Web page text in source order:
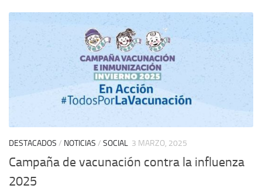
DESTACADOS / NOTICIAS / SOCIAL 3 MARZO, 2025
Campaña de vacunación contra la influenza
2025